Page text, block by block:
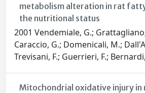
metabolism alteration in rat
the nutritional status
2001 Vendemiale, G.;
Caraccio, G.; Domenicali, M.;
Trevisani, F.; Guerrieri, F.;
Mitochondrial oxidative injury